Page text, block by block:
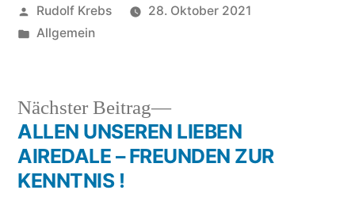
Veröffentlicht
von
Rudolf Krebs
28. Oktober 2021
Veröffentlicht
Allgemein
Beitragsnavigation
Nächster Beitrag
Nächster
Beitrag:
ALLEN UNSEREN LIEBEN
AIREDALE – FREUNDEN ZUR
KENNTNIS !